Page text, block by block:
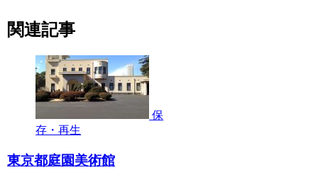
関連記事
保
存・再生
東京都庭園美術館